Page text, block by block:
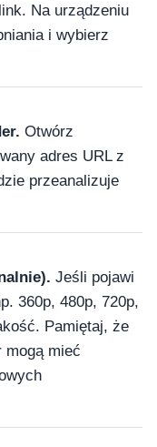
Na urządzeniu
i wybierz
Otwórz
adres URL z
przeanalizuje
Jeśli pojawi
360p, 480p, 720p,
Pamiętaj, że
mogą mieć